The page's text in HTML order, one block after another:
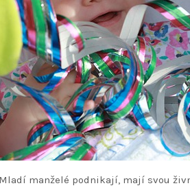
manželé podnikají, mají svou